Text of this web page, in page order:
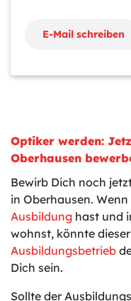
E-Mail schreiben
Optiker werden:
Oberhausen
Bewirb Dich noch
in Oberhausen.
Ausbildung hast und
wohnst, könnte dieser
Ausbildungsbetrieb
Dich sein.
Sollte der